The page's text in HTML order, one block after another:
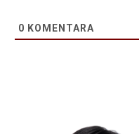
0 KOMENTARA